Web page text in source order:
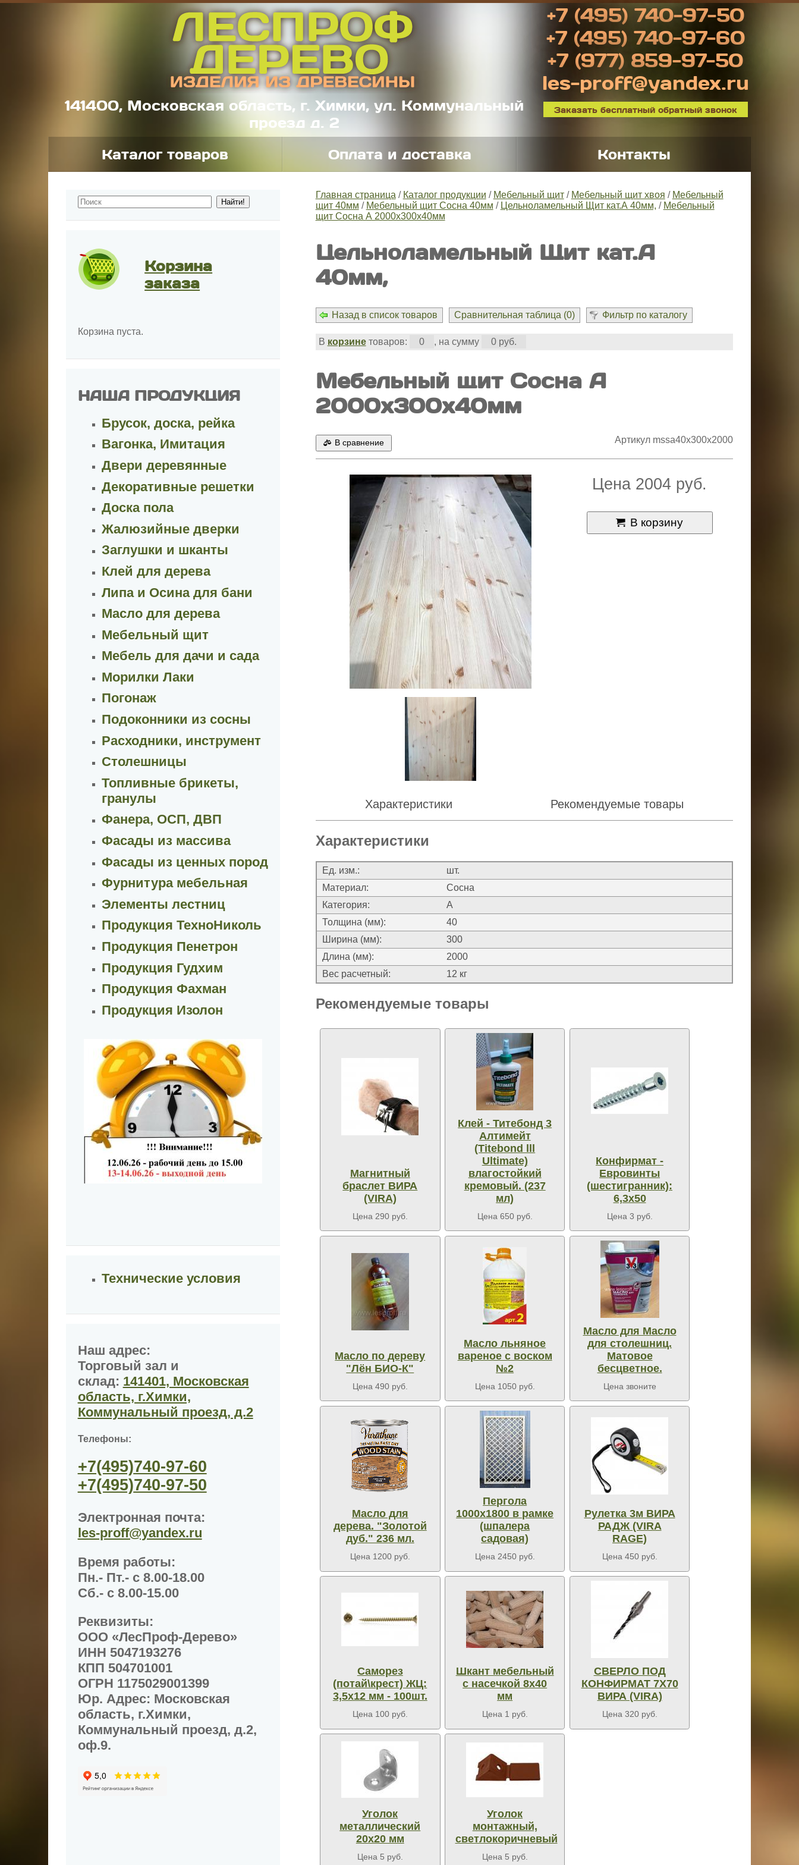
141400, Московская область, г. Химки, ул. Коммунальный
проезд д. 2
+7 (495) 740-97-50
+7 (495) 740-97-60
+7 (977) 859-97-50
les-proff@yandex.ru
Заказать бесплатный обратный звонок
Каталог товаров Оплата и доставка Контакты
Главная страница / Каталог продукции / Мебельный щит/ Мебельный щит хвоя / Мебельный
щит 40мм / Мебельный щит Сосна 40мм / Цельноламельный Щит кат.А 40мм, / Мебельный
щит Сосна А 2000x300x40мм
Цельноламельный Щит кат.А
40мм,
Назад в список товаров Сравнительная таблица (0) Фильтр по каталогу
В корзинетоваров: 0 , на сумму 0 руб.
Мебельный щит Сосна А
2000x300x40мм
В сравнение Артикул mssa40x300x2000
Цена 2004 руб.
В корзину
Характеристики Рекомендуемые товары
Характеристики
Ед. изм.:
шт.
Материал:
Сосна
Категория:
А
Толщина (мм):
40
Ширина (мм):
300
Длина (мм):
2000
Вес расчетный:
12 кг
Рекомендуемые товары
Магнитный
браслет ВИРА
(VIRA)
Цена 290 руб.
Клей - Титебонд 3
Алтимейт
(Titebond lll
Ultimate)
влагостойкий
кремовый. (237
мл)
Цена 650 руб.
Конфирмат -
Евровинты
(шестигранник):
6,3х50
Цена 3 руб.
Масло по дереву
"Лён БИО-К"
Цена 490 руб.
Масло льняное
вареное с воском
№2
Цена 1050 руб.
Масло для Масло
для столешниц.
Матовое
бесцветное.
Цена звоните
Масло для
дерева. "Золотой
дуб." 236 мл.
Цена 1200 руб.
Пергола
1000х1800 в рамке
(шпалера
садовая)
Цена 2450 руб.
Рулетка 3м ВИРА
РАДЖ (VIRA
RAGE)
Цена 450 руб.
Саморез
(потай\крест) ЖЦ:
3,5х12 мм - 100шт.
Цена 100 руб.
Шкант мебельный
с насечкой 8х40
мм
Цена 1 руб.
СВЕРЛО ПОД
КОНФИРМАТ 7Х70
ВИРА (VIRA)
Цена 320 руб.
Уголок
металлический
20х20 мм
Цена 5 руб.
Уголок
монтажный,
светлокоричневый
Цена 5 руб.
Корзина
заказа
Корзина пуста.
НАША ПРОДУКЦИЯ
Брусок, доска, рейка
Вагонка, Имитация
Двери деревянные
Декоративные решетки
Доска пола
Жалюзийные дверки
Заглушки и шканты
Клей для дерева
Липа и Осина для бани
Масло для дерева
Мебельный щит
Мебель для дачи и сада
Морилки Лаки
Погонаж
Подоконники из сосны
Расходники, инструмент
Столешницы
Топливные брикеты,
гранулы
Фанера, ОСП, ДВП
Фасады из массива
Фасады из ценных пород
Фурнитура мебельная
Элементы лестниц
Продукция ТехноНиколь
Продукция Пенетрон
Продукция Гудхим
Продукция Фахман
Продукция Изолон
Технические условия
Наш адрес:
Торговый зал и
склад: 141401, Московская
область, г.Химки,
Коммунальный проезд, д.2
Телефоны:
+7(495)740-97-60
+7(495)740-97-50
Электронная почта:
les-proff@yandex.ru
Время работы:
Пн.- Пт.- с 8.00-18.00
Сб.- с 8.00-15.00
Реквизиты:
ООО «ЛесПроф-Дерево»
ИНН 5047193276
КПП 504701001
ОГРН 1175029001399
Юр. Адрес: Московская
область, г.Химки,
Коммунальный проезд, д.2,
оф.9.